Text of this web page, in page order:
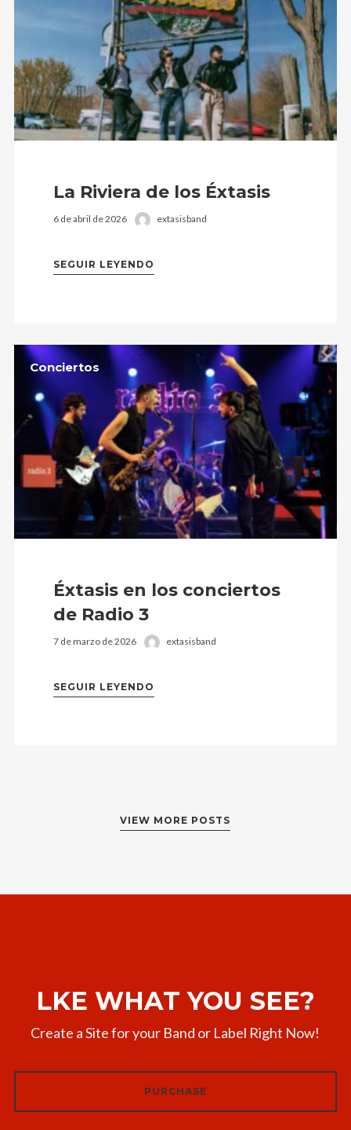
La Riviera de los Éxtasis
6 de abril de 2026 extasisband
SEGUIR LEYENDO
Conciertos
Éxtasis en los conciertos
de Radio 3
7 de marzo de 2026 extasisband
SEGUIR LEYENDO
VIEW MORE POSTS
LKE WHAT YOU SEE?
Create a Site for your Band or Label Right Now!
PURCHASE